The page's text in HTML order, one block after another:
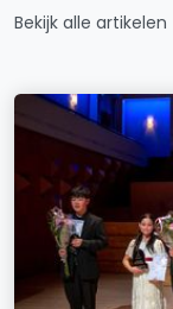
Bekijk alle artikelen